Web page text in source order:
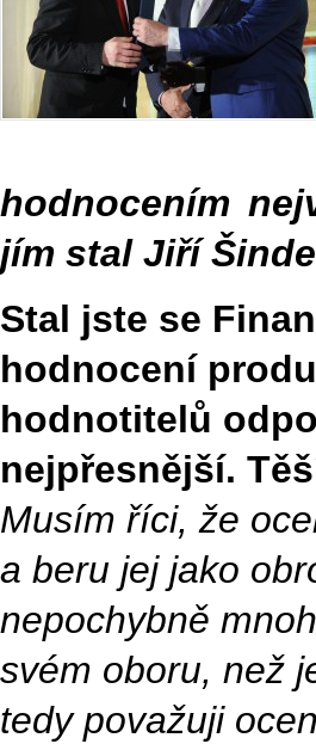
hodnocením
jím stal Jiří
Stal jste se
hodnocení
hodnotitelů
nejpřesnější.
Musím říci, že
a beru jej jako
nepochybně
svém oboru, než
tedy považuji